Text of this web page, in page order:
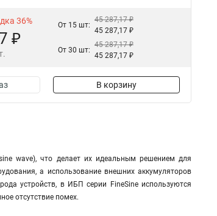
36%
₽
От 15 шт:
45 287,17 ₽
45 287,17 ₽
От 30 шт:
45 287,17 ₽
45 287,17 ₽
В корзину
wave), что делает их идеальным решением для
а использование внешних аккумуляторов
устройств, в ИБП серии FineSine используются
отсутствие помех.